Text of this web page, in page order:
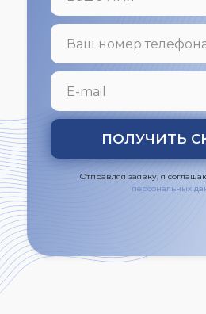
ПОЛУЧИТЬ
Отправляя заявку, я
персональных